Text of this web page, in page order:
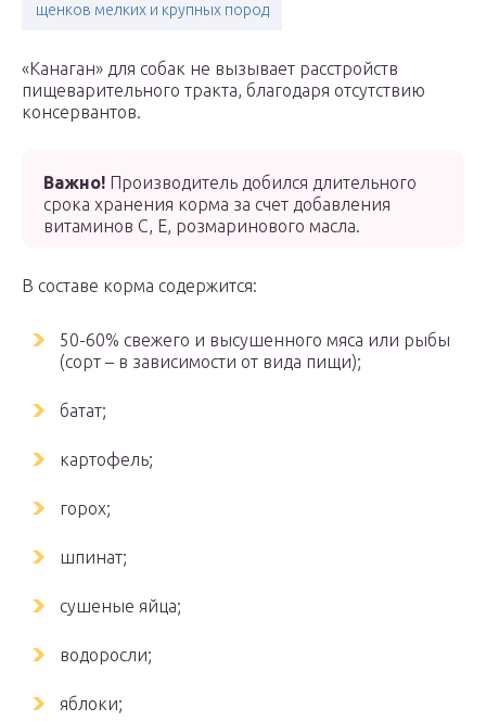
щенков мелких и крупных пород
«Канаган» для собак не вызывает расстройств
пищеварительного тракта, благодаря отсутствию
консервантов.
Важно! Производитель добился длительного
срока хранения корма за счет добавления
витаминов С, Е, розмаринового масла.
В составе корма содержится:
50-60% свежего и высушенного мяса или рыбы
(сорт – в зависимости от вида пищи);
батат;
картофель;
горох;
шпинат;
сушеные яйца;
водоросли;
яблоки;